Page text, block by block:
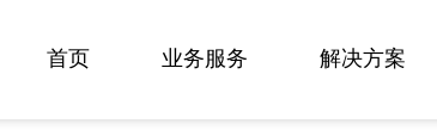
首页 业务服务 解决方案